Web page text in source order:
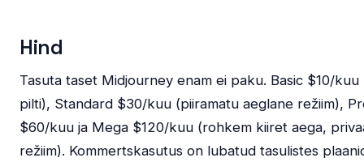
Hind
Tasuta taset Midjourney enam ei paku. Basic $10/
pilti), Standard $30/kuu (piiramatu aeglane režiim),
$60/kuu ja Mega $120/kuu (rohkem kiiret aega,
režiim). Kommertskasutus on lubatud tasulistes